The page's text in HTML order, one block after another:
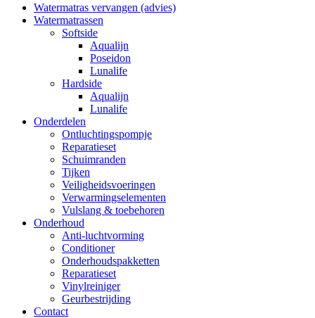
Watermatras vervangen (advies)
Watermatrassen
Softside
Aqualijn
Poseidon
Lunalife
Hardside
Aqualijn
Lunalife
Onderdelen
Ontluchtingspompje
Reparatieset
Schuimranden
Tijken
Veiligheidsvoeringen
Verwarmingselementen
Vulslang & toebehoren
Onderhoud
Anti-luchtvorming
Conditioner
Onderhoudspakketten
Reparatieset
Vinylreiniger
Geurbestrijding
Contact